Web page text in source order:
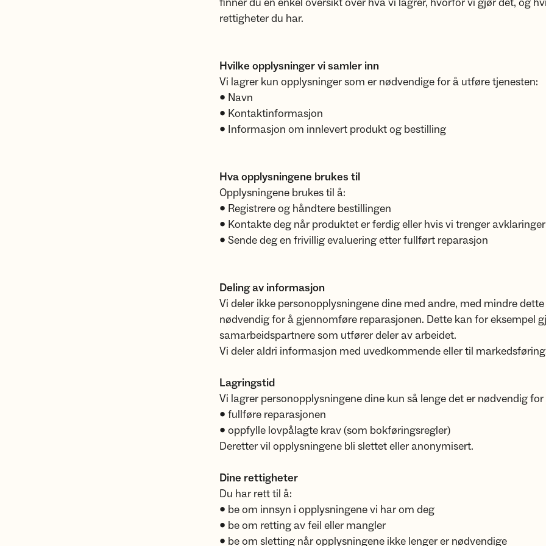
rettigheter du har.
Hvilke opplysninger vi samler inn
Vi lagrer kun opplysninger som er nødvendige for å utføre tjenesten:
• Navn
• Kontaktinformasjon
• Informasjon om innlevert produkt og bestilling
Hva opplysningene brukes til
Opplysningene brukes til å:
• Registrere og håndtere bestillingen
• Kontakte deg når produktet er ferdig eller hvis vi trenger avklaringer
• Sende deg en frivillig evaluering etter fullført reparasjon
Deling av informasjon
Vi deler ikke personopplysningene dine med andre, med mindre dette
nødvendig for å gjennomføre reparasjonen. Dette kan for eksempel
samarbeidspartnere som utfører deler av arbeidet.
Vi deler aldri informasjon med uvedkommende eller til
Lagringstid
Vi lagrer personopplysningene dine kun så lenge det er nødvendig for
• fullføre reparasjonen
• oppfylle lovpålagte krav (som bokføringsregler)
Deretter vil opplysningene bli slettet eller anonymisert.
Dine rettigheter
Du har rett til å:
• be om innsyn i opplysningene vi har om deg
• be om retting av feil eller mangler
• be om sletting når opplysningene ikke lenger er nødvendige